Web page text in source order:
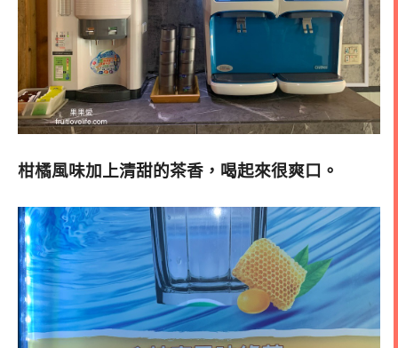
柑橘風味加上清甜的茶香，喝起來很爽口。